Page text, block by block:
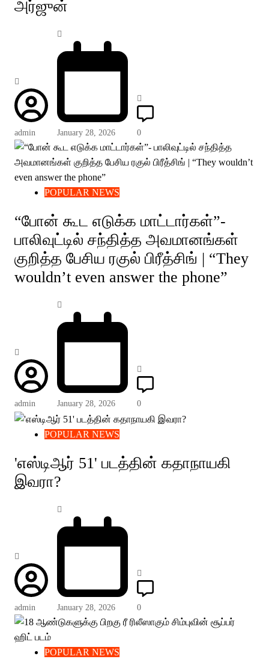
அர்ஜுன்
admin January 28, 2026 0
POPULAR NEWS
“போன் கூட எடுக்க மாட்டார்கள்”-
பாலிவுட்டில் சந்தித்த அவமானங்கள்
குறித்த பேசிய ரகுல் பிரீத்சிங் | “They
wouldn’t even answer the phone”
admin January 28, 2026 0
POPULAR NEWS
'எஸ்டிஆர் 51' படத்தின் கதாநாயகி
இவரா?
admin January 28, 2026 0
POPULAR NEWS